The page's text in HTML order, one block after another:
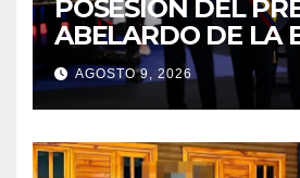
POSESIÓN DEL
ABELARDO DE LA
2026 – 2030
AGOSTO 9, 2026